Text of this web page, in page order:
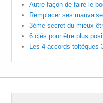
Autre façon de faire le
Remplacer ses
3ème secret du mieux-
6 clés pour être plus
Les 4 accords toltèques